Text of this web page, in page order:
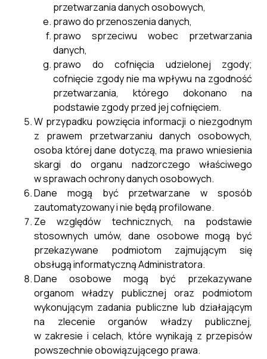
przetwarzania danych osobowych,
prawo do przenoszenia danych,
prawo sprzeciwu wobec przetwarzania
danych,
prawo do cofnięcia udzielonej zgody;
cofnięcie zgody nie ma wpływu na zgodność
przetwarzania, którego dokonano na
podstawie zgody przed jej cofnięciem.
W przypadku powzięcia informacji o niezgodnym
z prawem przetwarzaniu danych osobowych,
osoba której dane dotyczą, ma prawo wniesienia
skargi do organu nadzorczego właściwego
w sprawach ochrony danych osobowych.
Dane mogą być przetwarzane w sposób
zautomatyzowany i nie będą profilowane.
Ze względów technicznych, na podstawie
stosownych umów, dane osobowe mogą być
przekazywane podmiotom zajmującym się
obsługą informatyczną Administratora.
Dane osobowe mogą być przekazywane
organom władzy publicznej oraz podmiotom
wykonującym zadania publiczne lub działającym
na zlecenie organów władzy publicznej,
w zakresie i celach, które wynikają z przepisów
powszechnie obowiązującego prawa.